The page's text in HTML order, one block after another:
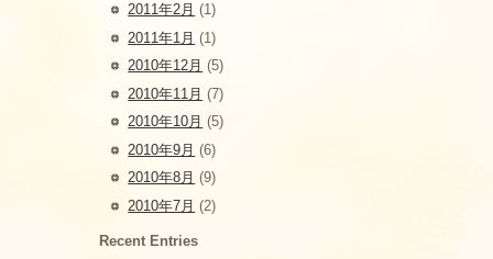
2011年2月 (1)
2011年1月 (1)
2010年12月 (5)
2010年11月 (7)
2010年10月 (5)
2010年9月 (6)
2010年8月 (9)
2010年7月 (2)
Recent Entries